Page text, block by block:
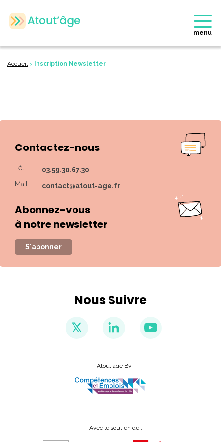
menu
Accueil> Inscription Newsletter
Contactez-nous
Tél.
03.59.30.67.30
Mail.
contact@atout-age.fr
Abonnez-vous
à notre newsletter
S'abonner
Nous Suivre
Atout'âge By :
Avec le soutien de :